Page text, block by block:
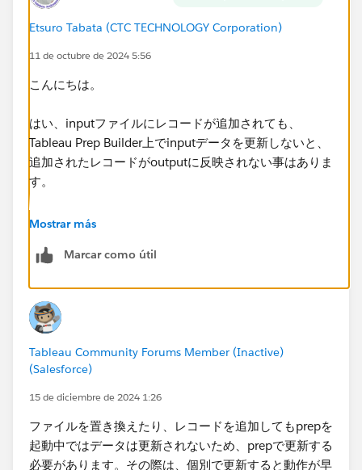
Etsuro Tabata (CTC TECHNOLOGY Corporation)
11 de octubre de 2024 5:56
こんにちは。
はい、inputファイルにレコードが追加されても、
Tableau Prep Builder上でinputデータを更新しないと、
追加されたレコードがoutputに反映されない事はありま
す。
下記サイトに記載がございます。
jp/prep_add_input_data.htm
データ ソースに接続してフローの構築を開始した後
で、新しいデータを取り込めるようにデータ接続を更新
する必要が生じる場合があります。​
---
更新の方法については、こちらのサイトが分かりやすい
http://www.dmod-blg.com/dataanalysis/tableau-
prep/input-tp/#toc7
Mostrar más
Marcar como útil
Tableau Community Forums Member (Inactive)
(Salesforce)
15 de diciembre de 2024 1:26
ファイルを置き換えたり、レコードを追加してもprepを
起動中ではデータは更新されないため、prepで更新する
必要があります。その際は、個別で更新すると動作が早